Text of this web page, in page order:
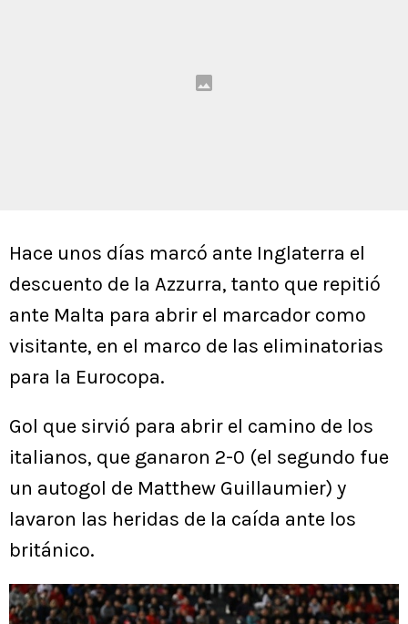
Hace unos días marcó ante Inglaterra el
descuento de la Azzurra, tanto que repitió
ante Malta para abrir el marcador como
visitante, en el marco de las eliminatorias
para la Eurocopa.
Gol que sirvió para abrir el camino de los
italianos, que ganaron 2-0 (el segundo fue
un autogol de Matthew Guillaumier) y
lavaron las heridas de la caída ante los
británico.